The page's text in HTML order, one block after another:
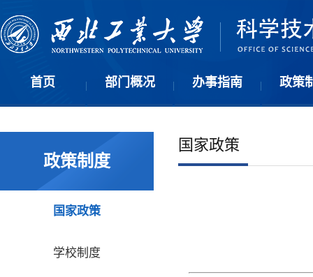
首页 | 部门概况 | 办事指南 | 政策
政策制度
国家政策
学校制度
国家政策